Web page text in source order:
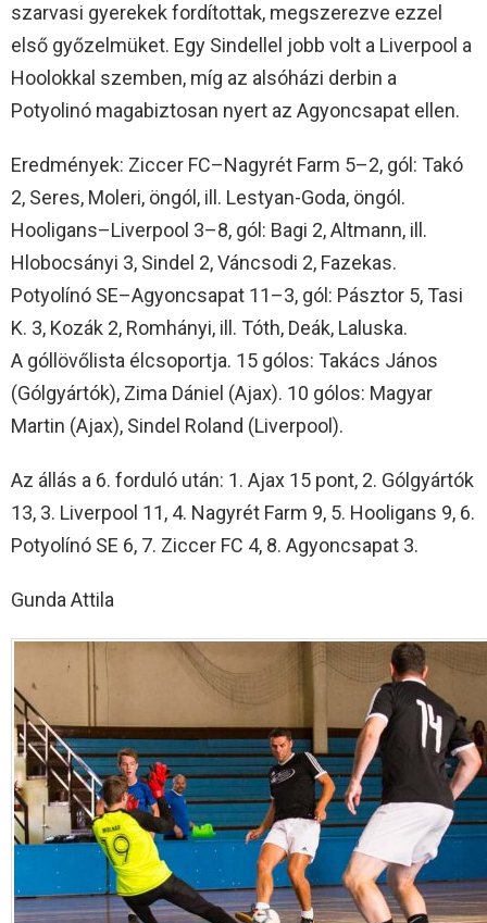
szarvasi gyerekek fordítottak, megszerezve ezzel
első győzelmüket. Egy Sindellel jobb volt a Liverpool a
Hoolokkal szemben, míg az alsóházi derbin a
Potyolinó magabiztosan nyert az Agyoncsapat ellen.
Eredmények: Ziccer FC–Nagyrét Farm 5–2, gól: Takó
2, Seres, Moleri, öngól, ill. Lestyan-Goda, öngól.
Hooligans–Liverpool 3–8, gól: Bagi 2, Altmann, ill.
Hlobocsányi 3, Sindel 2, Váncsodi 2, Fazekas.
Potyolínó SE–Agyoncsapat 11–3, gól: Pásztor 5, Tasi
K. 3, Kozák 2, Romhányi, ill. Tóth, Deák, Laluska.
A góllövőlista élcsoportja. 15 gólos: Takács János
(Gólgyártók), Zima Dániel (Ajax). 10 gólos: Magyar
Martin (Ajax), Sindel Roland (Liverpool).
Az állás a 6. forduló után: 1. Ajax 15 pont, 2. Gólgyártók
13, 3. Liverpool 11, 4. Nagyrét Farm 9, 5. Hooligans 9, 6.
Potyolínó SE 6, 7. Ziccer FC 4, 8. Agyoncsapat 3.
Gunda Attila